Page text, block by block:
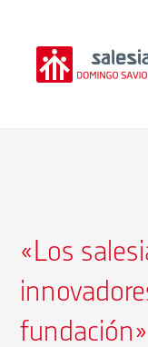
contenido
«Los
fundación»